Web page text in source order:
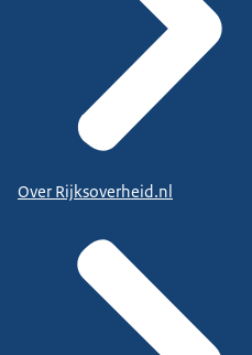
Over Rijksoverheid.nl